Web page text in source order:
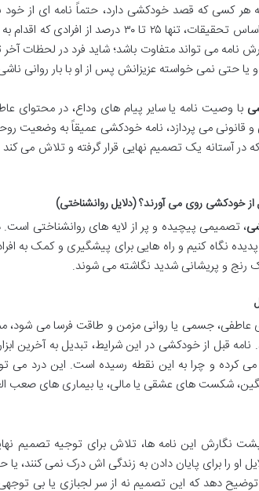
کسی که قصد خودکشی دارد، حتماً نامه ای از خود
چندان صحیح نیست. بر اساس تحقیقات،
نامه می تواند متفاوت باشد؛ شاید فرد در لحظات آخر
و یا حتی نمی خواسته عزیزانش پس از او با بار روانی
با وصیت نامه یا سایر پیام های وداع، در محتوای
قانونی می پردازد، نامه خودکشی عمیقاً به وضعیت
آستانه یک تصمیم نهایی قرار گرفته و تلاش می کند
از خودکشی روی می آورند؟ (دلایل روانشناختی)
، تصمیمی پیچیده و پر از لایه های روانشناختی
نگاه کنیم و راه هایی برای پیشگیری و کمک به
رنج و پریشانی شدید نگاشته می شوند.
عاطفی، جسمی یا روانی مزمن و طاقت فرسا می
قبل از خودکشی در این شرایط، تبدیل به آخرین
کرده و چرا به این نقطه رسیده است. این درد می
شکست های عشقی یا مالی، یا بیماری های صعب
پشت نگارش این نامه ها، تلاش برای توجیه تصمیم
او را برای پایان دادن به زندگی اش درک نمی کنند،
دهد که این تصمیم نه از سر لجبازی یا بی